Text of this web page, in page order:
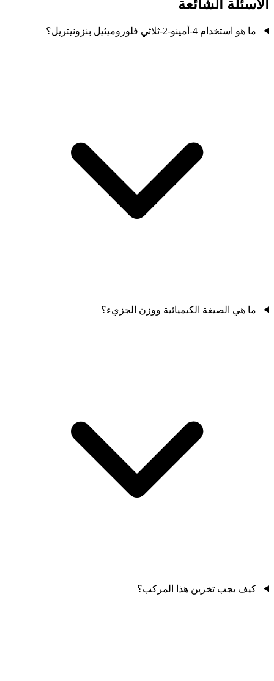
الأسئلة الشائعة
ما هو استخدام 4-أمينو-2-ثلاثي فلوروميثيل بنزونيتريل؟
ما هي الصيغة الكيميائية ووزن الجزيء؟
كيف يجب تخزين هذا المركب؟